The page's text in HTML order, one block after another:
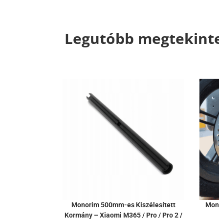
Legutóbb
Monorim 500mm-es Kiszélesített
Kormány – Xiaomi M365 / Pro / Pro 2 /